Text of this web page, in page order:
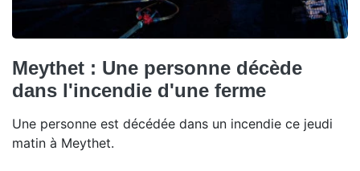
Meythet : Une personne décède
dans l'incendie d'une ferme
Une personne est décédée dans un incendie ce jeudi
matin à Meythet.